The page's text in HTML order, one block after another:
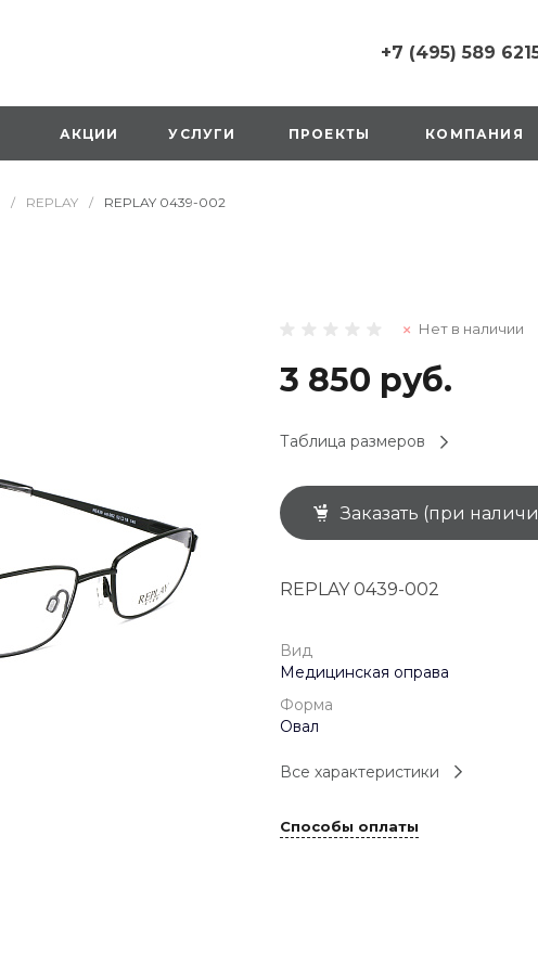
+7 (495) 589
+7 (495) 589 6215
г. Москва, Русаковская
ул., д.1, вход с улицы со
стороны ТТК
г. Москва,
оранжевая вывеска
напротив «Перекрестка»
на 1 этаже
1 мая: 10:00-19:00
+7 (926) 092 4274
г. Королёв, пр-т
(0-9)
1 мая: 10:00-19:00
9 мая: 10:00-19:00
АКЦИИ УСЛУГИ ПРОЕКТЫ КОМПАНИЯ
/ REPLAY / REPLAY 0439-002
Нет в наличии
3 850 руб.
Таблица размеров
Заказать (при
REPLAY 0439-002
Вид
Медицинская оправа
Форма
Овал
Все характеристики
Способы оплаты